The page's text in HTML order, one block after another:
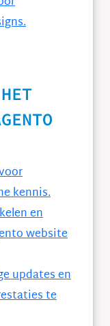
kennis.
en
website
updates en
te